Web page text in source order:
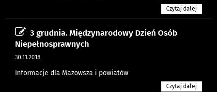
Czytaj dalej
3 grudnia. Międzynarodowy Dzień Osób
Niepełnosprawnych
30.11.2018
Informacje dla Mazowsza i powiatów
Czytaj dalej